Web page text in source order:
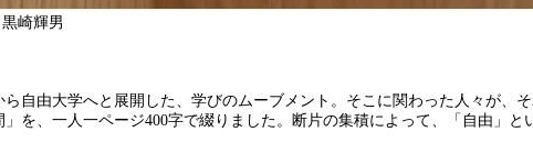
自由大学へと展開した、学びのムーブメント。そこに関わった人々が、
を、一人一ページ400字で綴りました。断片の集積によって、「自由」